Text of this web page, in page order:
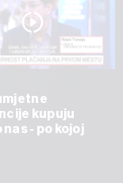
kupuju
- po kojoj